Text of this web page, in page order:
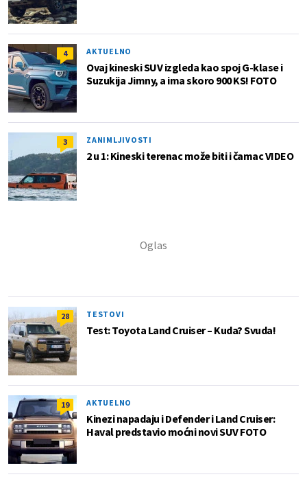
4 AKTUELNO
Ovaj kineski SUV izgleda kao spoj G-klase i
Suzukija Jimny, a ima skoro 900 KS! FOTO
3 ZANIMLJIVOSTI
2 u 1: Kineski terenac može biti i čamac VIDEO
28 TESTOVI
Test: Toyota Land Cruiser – Kuda? Svuda!
19 AKTUELNO
Kinezi napadaju i Defender i Land Cruiser:
Haval predstavio moćni novi SUV FOTO